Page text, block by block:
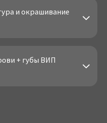
и окрашивание
+ губы ВИП